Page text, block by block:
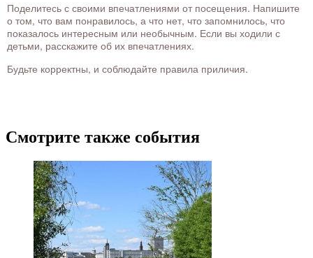
Поделитесь с своими впечатлениями от посещения. Напишите
о том, что вам понравилось, а что нет, что запомнилось, что
показалось интересным или необычным. Если вы ходили с
детьми, расскажите об их впечатлениях.
Будьте корректны, и соблюдайте правила приличия.
Смотрите также события